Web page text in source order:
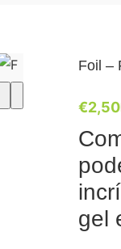
Foil –
€2,50
gel